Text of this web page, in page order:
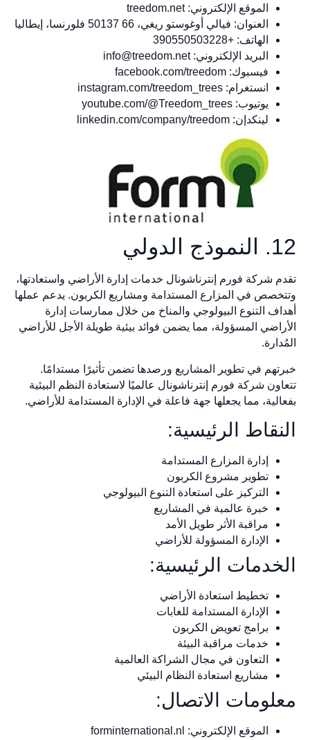
الموقع الإلكتروني: treedom.net
العنوان: فيالي أوغوستو ريغي، 66 50137 فلورنسا، إيطاليا
الهاتف: +390550503228
البريد الإلكتروني:info@treedom.net
فيسبوك: facebook.com/treedom
انستغرام: instagram.com/treedom_trees
يوتيوب: youtube.com/@Treedom_trees
لينكدإن: linkedin.com/company/treedom
12. النموذج الدولي
تقدم شركة فورم إنترناشونال خدمات إدارة الأراضي واستعادتها،
وتتخصص في المزارع المستدامة ومشاريع الكربون. يدعم عملها
أهداف التنوع البيولوجي والمناخ من خلال ممارسات إدارة
الأراضي المسؤولة، مما يضمن فوائد بيئية طويلة الأجل للأراضي
المُدارة.
خبرتهم في تطوير المشاريع ورصدها تضمن تأثيرًا مستدامًا.
تتعاون شركة فورم إنترناشونال عالميًا لاستعادة النظم البيئية
بفعالية، مما يجعلها جهة فاعلة في الإدارة المستدامة للأراضي.
النقاط الرئيسية:
إدارة المزارع المستدامة
تطوير مشروع الكربون
التركيز على استعادة التنوع البيولوجي
خبرة عالمية في المشاريع
مراقبة الأثر طويل الأمد
الإدارة المسؤولة للأراضي
الخدمات الرئيسية:
تخطيط استعادة الأراضي
الإدارة المستدامة للغابات
برامج تعويض الكربون
خدمات مراقبة البيئة
التعاون في مجال الشراكة العالمية
مشاريع استعادة النظام البيئي
معلومات الاتصال:
الموقع الإلكتروني: forminternational.nl